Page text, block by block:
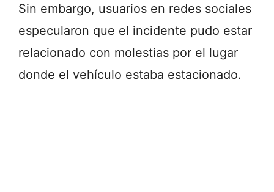
Sin embargo, usuarios en redes sociales
especularon que el incidente pudo estar
relacionado con molestias por el lugar
donde el vehículo estaba estacionado.